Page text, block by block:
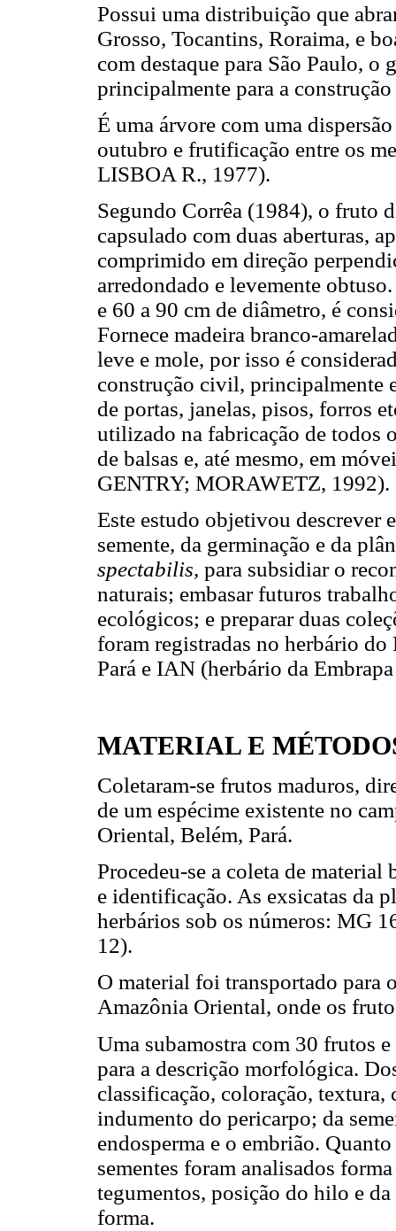
Possui uma distribuição que
Grosso, Tocantins, Roraima, e
com destaque para São Paulo, o
principalmente para a
É uma árvore com uma
outubro e frutificação entre os
LISBOA R., 1977).
Segundo Corrêa (1984), o fruto
capsulado com duas aberturas,
comprimido em direção
arredondado e levemente
e 60 a 90 cm de diâmetro, é
Fornece madeira branco-
leve e mole, por isso é
construção civil, principalmente
de portas, janelas, pisos, forros
utilizado na fabricação de todos
de balsas e, até mesmo, em
GENTRY; MORAWETZ, 1992).
Este estudo objetivou descrever
semente, da germinação e da
spectabilis, para subsidiar o
naturais; embasar futuros
ecológicos; e preparar duas
foram registradas no herbário
Pará e IAN (herbário da
MATERIAL E
Coletaram-se frutos maduros,
de um espécime existente no
Oriental, Belém, Pará.
Procedeu-se a coleta de
e identificação. As exsicatas da
herbários sob os números: MG
12).
O material foi transportado para
Amazônia Oriental, onde os
Uma subamostra com 30 frutos
para a descrição morfológica.
classificação, coloração, textura,
indumento do pericarpo; da
endosperma e o embrião.
sementes foram analisados
tegumentos, posição do hilo e
forma.